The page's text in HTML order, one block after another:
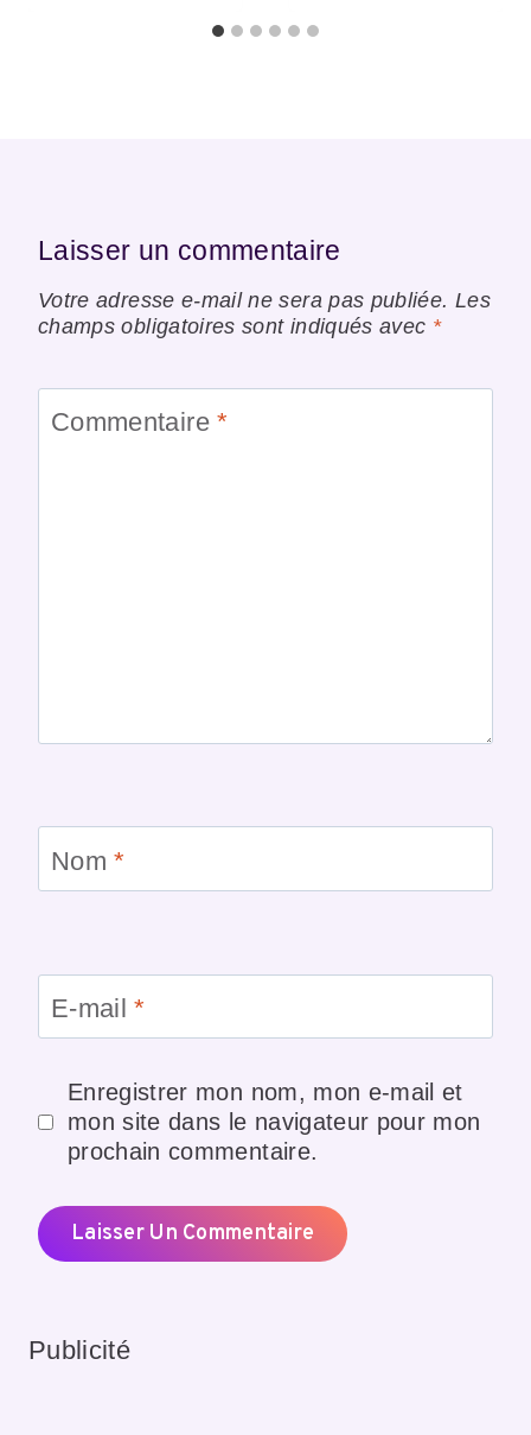
Laisser un commentaire
Votre adresse e-mail ne sera pas publiée. Les
champs obligatoires sont indiqués avec *
Commentaire*
Nom*
E-mail*
Enregistrer mon nom, mon e-mail et
mon site dans le navigateur pour mon
prochain commentaire.
Publicité